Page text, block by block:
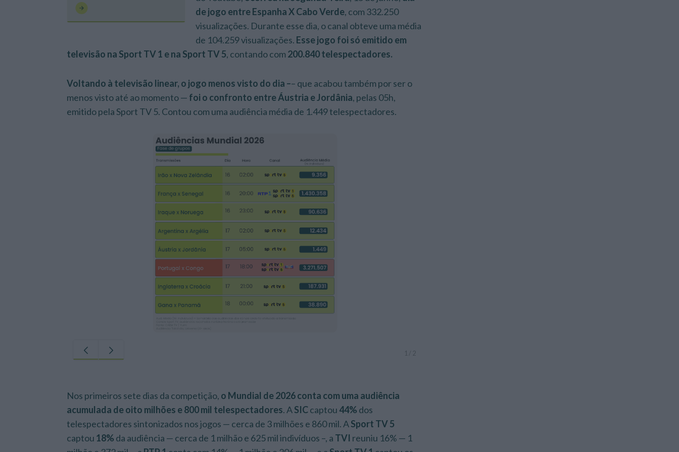
de jogo entre Espanha X Cabo Verde, com 332.250
visualizações. Durante esse dia, o canal obteve uma média
de 104.259 visualizações. Esse jogo foi só emitido em
televisão na Sport TV 1 e na Sport TV5, contando com 200.840 telespectadores.
Voltando à televisão linear, o jogo menos visto do dia –– que acabou também por ser o
menos visto até ao momento — foi o confronto entre Áustria e Jordânia, pelas 05h,
emitido pela Sport TV 5. Contou com uma audiência média de 1.449 telespectadores.
1 2
Nos primeiros sete dias da competição, o Mundial de 2026 conta com uma audiência
acumulada de oito milhões e 800 mil telespectadores. ASICcaptou 44% dos
telespectadores sintonizados nos jogos — cerca de 3 milhões e 860 mil. ASport TV 5
captou 18% da audiência — cerca de 1 milhão e 625 mil indivíduos –, a TVI reuniu 16% — 1